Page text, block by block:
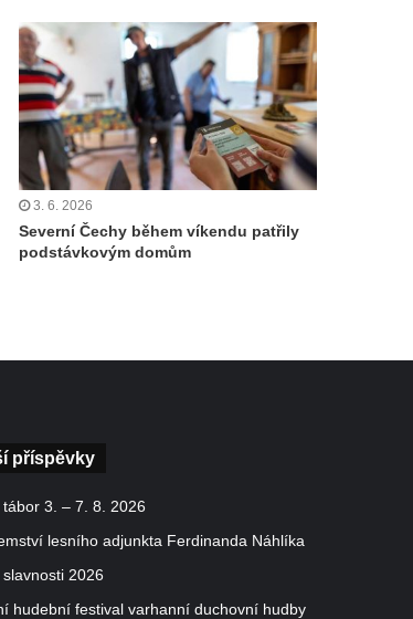
3. 6. 2026
Severní Čechy během víkendu patřily
podstávkovým domům
příspěvky
tábor 3. – 7. 8. 2026
lesního adjunkta Ferdinanda Náhlíka
2026
hudební festival varhanní duchovní hudby